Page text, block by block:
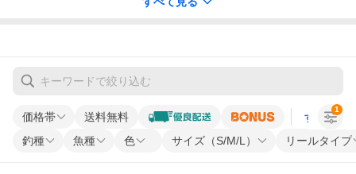
価格帯 送料無料 すべての条
釣種 魚種 色 サイズ（S/M/L） リールタイプ
1